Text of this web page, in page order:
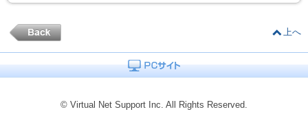
上へ
© Virtual Net Support Inc. All Rights Reserved.